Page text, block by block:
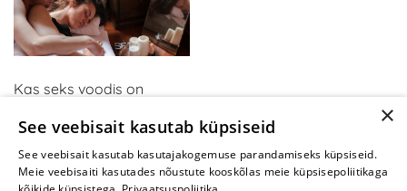
Kas seks voodis on
olete neid mänge
proovinud, mõtlete teisiti
×
See veebisait kasutab küpsiseid
See veebisait kasutab kasutajakogemuse parandamiseks küpsiseid.
Meie veebisaiti kasutades nõustute kooskõlas meie küpsisepoliitikaga